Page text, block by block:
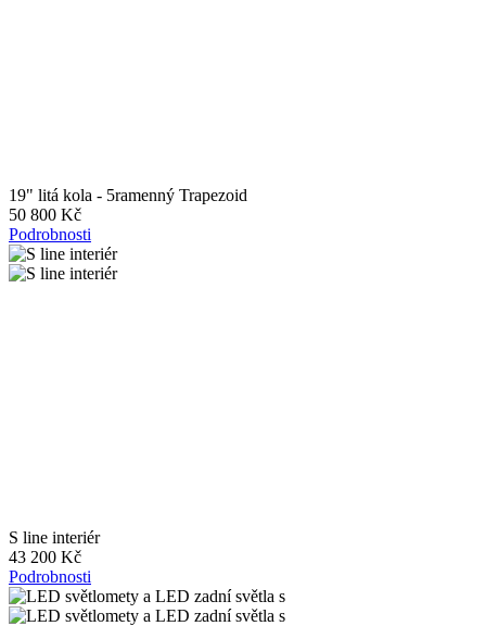
19" litá kola - 5ramenný Trapezoid
50 800 Kč
Podrobnosti
S line interiér
43 200 Kč
Podrobnosti